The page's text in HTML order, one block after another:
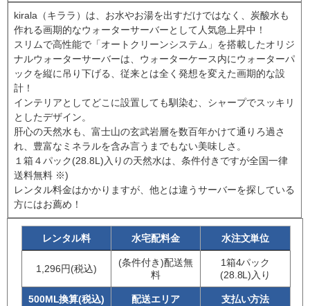
kirala（キララ）は、お水やお湯を出すだけではなく、炭酸水も
作れる画期的なウォーターサーバーとして人気急上昇中！
スリムで高性能で「オートクリーンシステム」を搭載したオリジ
ナルウォーターサーバーは、ウォーターケース内にウォーターパ
ックを縦に吊り下げる、従来とは全く発想を変えた画期的な設
計！
インテリアとしてどこに設置しても馴染む、シャープでスッキリ
としたデザイン。
肝心の天然水も、富士山の玄武岩層を数百年かけて通りろ過さ
れ、豊富なミネラルを含み言うまでもない美味しさ。
１箱４パック(28.8L)入りの天然水は、条件付きですが全国一律
送料無料 ※)
レンタル料金はかかりますが、他とは違うサーバーを探している
方にはお薦め！
レンタル料 水宅配料金 水注文単位
1,296円(税込)
(条件付き)配送無
料
1箱4パック
(28.8L)入り
500ML換算(税込) 配送エリア 支払い方法